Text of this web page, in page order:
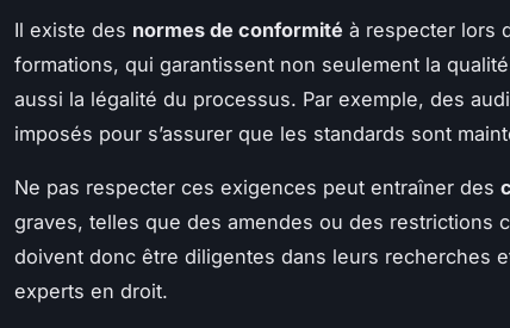
Il existe des normes de conformité à respecter lors
formations, qui garantissent non seulement la
aussi la légalité du processus. Par exemple, des
imposés pour s’assurer que les standards sont
Ne pas respecter ces exigences peut entraîner des
graves, telles que des amendes ou des restrictions
doivent donc être diligentes dans leurs recherches
experts en droit.